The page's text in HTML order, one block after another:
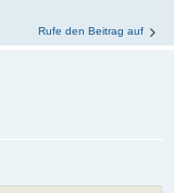
Rufe den Beitrag auf